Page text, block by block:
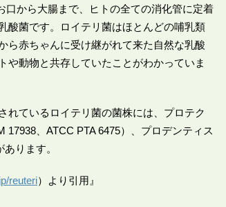
口から大腸まで、ヒトの全ての消化管に定着
酸菌です。ロイテリ菌はほとんどの哺乳類
ら赤ちゃんに受け継がれて来た自然な乳酸
や動物と共存していたことがわかっていま
れているロイテリ菌の菌株には、プロテク
、ATCC PTA 6475）、プロデンティス
ります。
reuteri）より引用』